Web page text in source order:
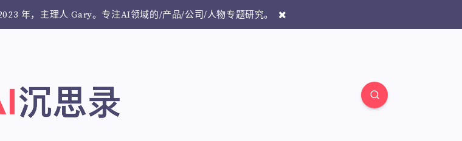
年，主理人 Gary。专注AI领域的/产品/公司/人物专题研究。